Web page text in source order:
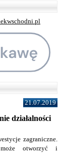
21.07.2019
działalności
zagraniczne.
otworzyć i